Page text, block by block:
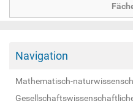
Navigation
Mathematisch-